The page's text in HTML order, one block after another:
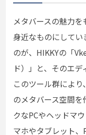
メタバースの魅力
身近なものにして
のが、HIKKYの「
ド）」と、そのエデ
このツール群によ
のメタバース空間
クなPCやヘッドマ
マホやタブレット